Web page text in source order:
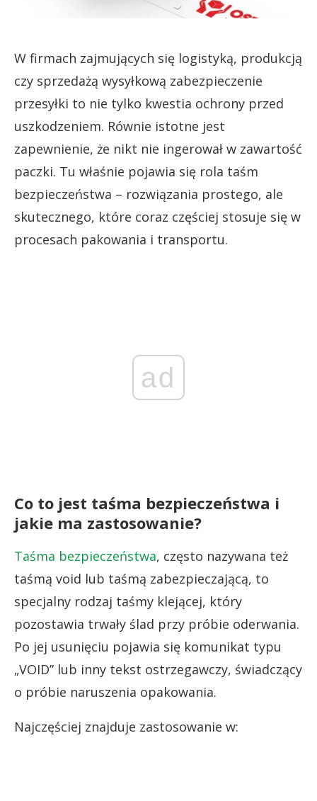
W firmach zajmujących się logistyką, produkcją
czy sprzedażą wysyłkową zabezpieczenie
przesyłki to nie tylko kwestia ochrony przed
uszkodzeniem. Równie istotne jest
zapewnienie, że nikt nie ingerował w zawartość
paczki. Tu właśnie pojawia się rola taśm
bezpieczeństwa – rozwiązania prostego, ale
skutecznego, które coraz częściej stosuje się w
procesach pakowania i transportu.
ad
Co to jest taśma bezpieczeństwa i
jakie ma zastosowanie?
Taśma bezpieczeństwa, często nazywana też
taśmą void lub taśmą zabezpieczającą, to
specjalny rodzaj taśmy klejącej, który
pozostawia trwały ślad przy próbie oderwania.
Po jej usunięciu pojawia się komunikat typu
„VOID” lub inny tekst ostrzegawczy, świadczący
o próbie naruszenia opakowania.
Najczęściej znajduje zastosowanie w: